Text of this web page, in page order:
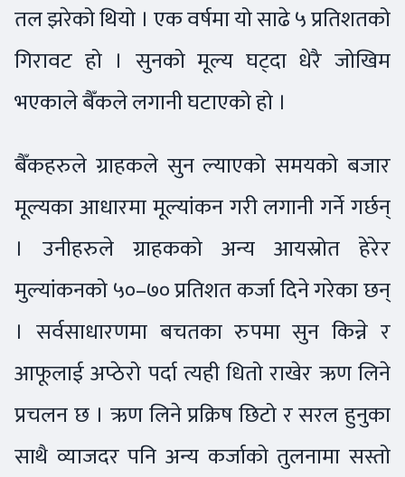
तल झरेको थियो । एक वर्षमा यो साढे ५ प्रतिशतको
गिरावट हो । सुनको मूल्य घट्दा धेरै जोखिम
भएकाले बैँकले लगानी घटाएको हो ।
बैँकहरुले ग्राहकले सुन ल्याएको समयको बजार
मूल्यका आधारमा मूल्यांकन गरी लगानी गर्ने गर्छन्
। उनीहरुले ग्राहकको अन्य आयस्रोत हेरेर
मुल्यांकनको ५०–७० प्रतिशत कर्जा दिने गरेका छन्
। सर्वसाधारणमा बचतका रुपमा सुन किन्ने र
आफूलाई अप्ठेरो पर्दा त्यही धितो राखेर ऋण लिने
प्रचलन छ । ऋण लिने प्रक्रिष छिटो र सरल हुनुका
साथै व्याजदर पनि अन्य कर्जाको तुलनामा सस्तो